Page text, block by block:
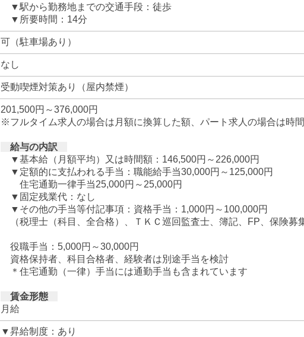
▼駅から勤務地までの交通手段：徒歩
▼所要時間：14分
可（駐車場あり）
なし
受動喫煙対策あり（屋内禁煙）
201,500円～376,000円
※フルタイム求人の場合は月額に換算した額、パート求人の場合は時
給与の内訳
▼基本給（月額平均）又は時間額：146,500円～226,000円
▼定額的に支払われる手当：職能給手当30,000円～125,000円
住宅通勤一律手当25,000円～25,000円
▼固定残業代：なし
▼その他の手当等付記事項：資格手当：1,000円～100,000円
（税理士（科目、全合格）、ＴＫＣ巡回監査士、簿記、FP、保険募
役職手当：5,000円～30,000円
資格保持者、科目合格者、経験者は別途手当を検討
＊住宅通勤（一律）手当には通勤手当も含まれています
賃金形態
月給
▼昇給制度：あり